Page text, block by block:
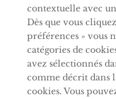
contextuelle avec
Dès que vous
préférences » vous
catégories de
avez sélectionnés
comme décrit dans
cookies. Vous